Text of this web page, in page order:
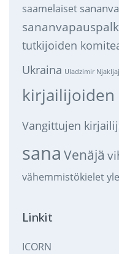
saamelaiset
tutkijoiden
Ukraina Uladzimir
kirjailijoiden
Vangittujen
sana Venäjä
vähemmistökielet
Linkit
ICORN